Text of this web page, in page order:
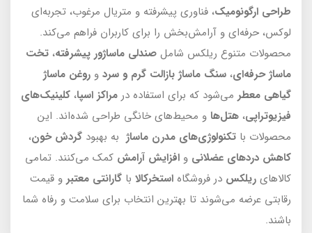
طراحی ارگونومیک، فناوری پیشرفته و متریال مرغوب، تجربه‌ای
لوکس، حرفه‌ای و آرامش‌بخش را برای کاربران فراهم می‌کند.
محصولات متنوع ریلکس شامل صندلی ماساژور پیشرفته، تخت
ماساژ حرفه‌ای، سنگ ماساژ بازالت گرم و سرد و روغن ماساژ
گیاهی معطر می‌شود که برای استفاده در مراکز اسپا، کلینیک‌های
فیزیوتراپی، هتل‌ها و محیط‌های خانگی طراحی شده‌اند. این
محصولات با تکنولوژی‌های مدرن ماساژ به بهبود گردش خون،
کاهش دردهای عضلانی و افزایش آرامش کمک می‌کنند. تمامی
کالاهای ریلکس در فروشگاه استخرکالا با گارانتی معتبر و قیمت
رقابتی عرضه می‌شوند تا بهترین انتخاب برای سلامت و رفاه شما
باشند.